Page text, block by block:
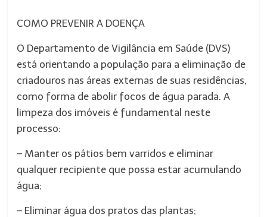
COMO PREVENIR A DOENÇA
O Departamento de Vigilância em Saúde (DVS)
está orientando a população para a eliminação de
criadouros nas áreas externas de suas residências,
como forma de abolir focos de água parada. A
limpeza dos imóveis é fundamental neste
processo:
– Manter os pátios bem varridos e eliminar
qualquer recipiente que possa estar acumulando
água;
– Eliminar água dos pratos das plantas;